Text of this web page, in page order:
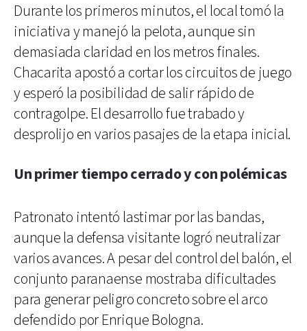
Durante los primeros minutos, el local tomó la
iniciativa y manejó la pelota, aunque sin
demasiada claridad en los metros finales.
Chacarita apostó a cortar los circuitos de juego
y esperó la posibilidad de salir rápido de
contragolpe. El desarrollo fue trabado y
desprolijo en varios pasajes de la etapa inicial.
Un primer tiempo cerrado y con polémicas
Patronato intentó lastimar por las bandas,
aunque la defensa visitante logró neutralizar
varios avances. A pesar del control del balón, el
conjunto paranaense mostraba dificultades
para generar peligro concreto sobre el arco
defendido por Enrique Bologna.